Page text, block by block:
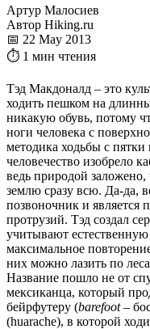
Артур Малосиев
Автор Hiking.ru
📅 22 May 2013
⏱ 1 мин чтения
Тэд Макдоналд – это
ходить пешком на
никакую обувь, потому
ноги человека с
методика ходьбы с пятки
человечество изобрело
ведь природой заложено,
землю сразу всю. Да-да,
позвоночник и является
протрузий. Тэд создал
учитывают
максимальное
них можно лазить по
Название пошло не от
мексиканца, который
бейрфутеру (barefoot–
(huarache), в которой